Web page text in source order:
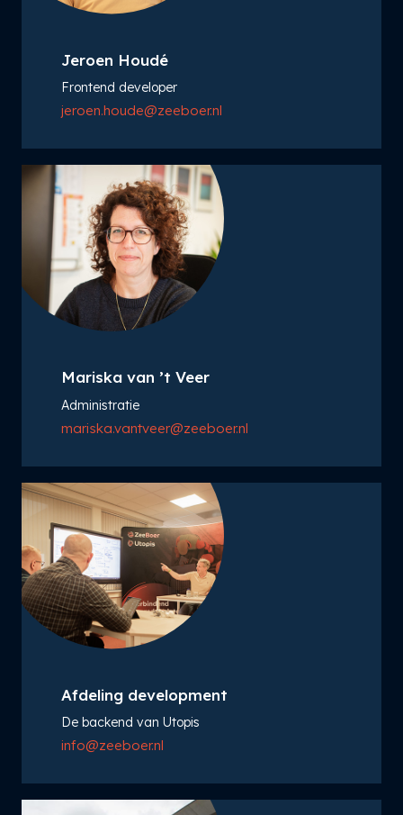
Jeroen Houdé
Frontend developer
jeroen.houde@zeeboer.nl
Mariska van ’t Veer
Administratie
mariska.vantveer@zeeboer.nl
Afdeling development
De backend van Utopis
info@zeeboer.nl